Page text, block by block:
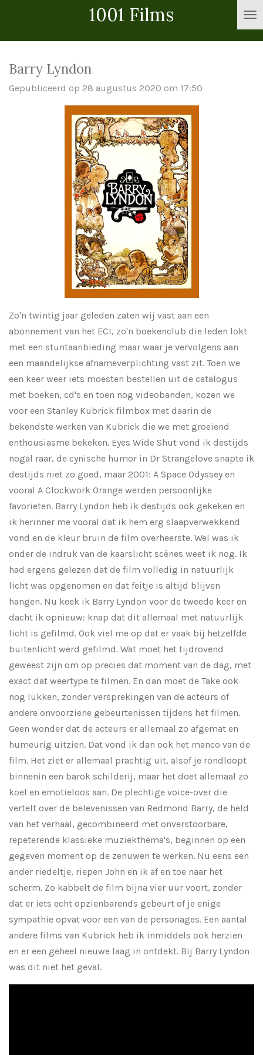
hoofdinhoud
1001 Films
Barry Lyndon
Gepubliceerd op 28 augustus 2020 om 17:50
Zo'n twintig jaar geleden zaten wij vast aan een
abonnement van het ECI, zo'n boekenclub die leden lokt
met een stuntaanbieding maar waar je vervolgens aan
een maandelijkse afnameverplichting vast zit. Toen we
een keer weer iets moesten bestellen uit de catalogus
met boeken, cd's en toen nog videobanden, kozen we
voor een Stanley Kubrick filmbox met daarin de
bekendste werken van Kubrick die we met groeiend
enthousiasme bekeken. Eyes Wide Shut vond ik destijds
nogal raar, de cynische humor in Dr Strangelove snapte ik
destijds niet zo goed, maar 2001: A Space Odyssey en
vooral A Clockwork Orange werden persoonlijke
favorieten. Barry Lyndon heb ik destijds ook gekeken en
ik herinner me vooral dat ik hem erg slaapverwekkend
vond en de kleur bruin de film overheerste. Wel was ik
onder de indruk van de kaarslicht scènes weet ik nog. Ik
had ergens gelezen dat de film volledig in natuurlijk
licht was opgenomen en dat feitje is altijd blijven
hangen. Nu keek ik Barry Lyndon voor de tweede keer en
dacht ik opnieuw: knap dat dit allemaal met natuurlijk
licht is gefilmd. Ook viel me op dat er vaak bij hetzelfde
buitenlicht werd gefilmd. Wat moet het tijdrovend
geweest zijn om op precies dat moment van de dag, met
exact dat weertype te filmen. En dan moet de Take ook
nog lukken, zonder versprekingen van de acteurs of
andere onvoorziene gebeurtenissen tijdens het filmen.
Geen wonder dat de acteurs er allemaal zo afgemat en
humeurig uitzien. Dat vond ik dan ook het manco van de
film. Het ziet er allemaal prachtig uit, alsof je rondloopt
binnenin een barok schilderij, maar het doet allemaal zo
koel en emotieloos aan. De plechtige voice-over die
vertelt over de belevenissen van Redmond Barry, de held
van het verhaal, gecombineerd met onverstoorbare,
repeterende klassieke muziekthema's, beginnen op een
gegeven moment op de zenuwen te werken. Nu eens een
ander riedeltje, riepen John en ik af en toe naar het
scherm. Zo kabbelt de film bijna vier uur voort, zonder
dat er iets echt opzienbarends gebeurt of je enige
sympathie opvat voor een van de personages. Een aantal
andere films van Kubrick heb ik inmiddels ook herzien
en er een geheel nieuwe laag in ontdekt. Bij Barry Lyndon
was dit niet het geval.